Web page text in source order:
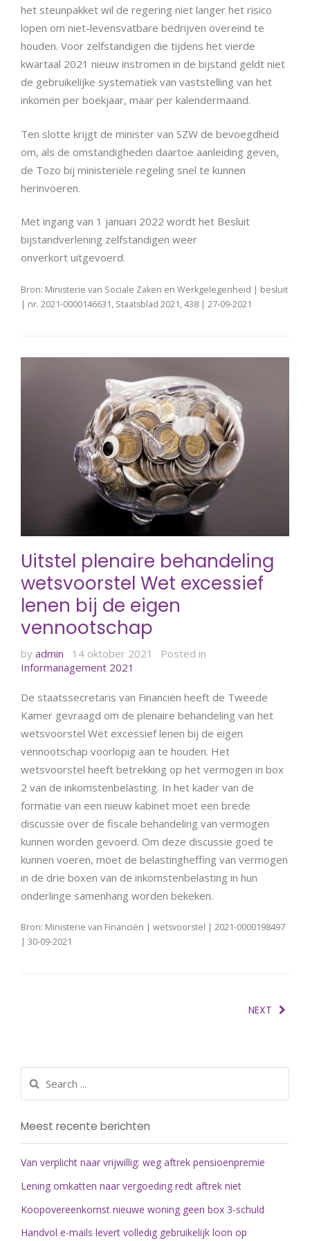
het steunpakket wil de regering niet langer het risico
lopen om niet-levensvatbare bedrijven overeind te
houden. Voor zelfstandigen die tijdens het vierde
kwartaal 2021 nieuw instromen in de bijstand geldt niet
de gebruikelijke systematiek van vaststelling van het
inkomen per boekjaar, maar per kalendermaand.
Ten slotte krijgt de minister van SZW de bevoegdheid
om, als de omstandigheden daartoe aanleiding geven,
de Tozo bij ministeriële regeling snel te kunnen
herinvoeren.
Met ingang van 1 januari 2022 wordt het Besluit
bijstandverlening zelfstandigen weer
onverkort uitgevoerd.
Bron: Ministerie van Sociale Zaken en Werkgelegenheid | besluit
| nr. 2021-0000146631, Staatsblad 2021, 438 | 27-09-2021
Uitstel plenaire behandeling
wetsvoorstel Wet excessief
lenen bij de eigen
vennootschap
by admin 14 oktober 2021
Posted in
Informanagement 2021
De staatssecretaris van Financiën heeft de Tweede
Kamer gevraagd om de plenaire behandeling van het
wetsvoorstel Wet excessief lenen bij de eigen
vennootschap voorlopig aan te houden. Het
wetsvoorstel heeft betrekking op het vermogen in box
2 van de inkomstenbelasting. In het kader van de
formatie van een nieuw kabinet moet een brede
discussie over de fiscale behandeling van vermogen
kunnen worden gevoerd. Om deze discussie goed te
kunnen voeren, moet de belastingheffing van vermogen
in de drie boxen van de inkomstenbelasting in hun
onderlinge samenhang worden bekeken.
Bron: Ministerie van Financiën | wetsvoorstel | 2021-0000198497
| 30-09-2021
NEXT
Meest recente berichten
Van verplicht naar vrijwillig: weg aftrek pensioenpremie
Lening omkatten naar vergoeding redt aftrek niet
Koopovereenkomst nieuwe woning geen box 3-schuld
Handvol e-mails levert volledig gebruikelijk loon op